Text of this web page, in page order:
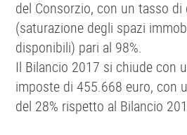
del Consorzio, con un tasso di
(saturazione degli spazi
disponibili) pari al 98%.
Il Bilancio 2017 si chiude con
imposte di 455.668 euro, con
del 28% rispetto al Bilancio